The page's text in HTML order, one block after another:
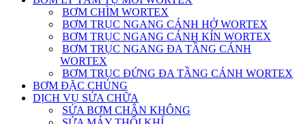
BƠM CHÌM WORTEX
BƠM TRỤC NGANG CÁNH HỞ WORTEX
BƠM TRỤC NGANG CÁNH KÍN WORTEX
BƠM TRỤC NGANG ĐA TẦNG CÁNH
WORTEX
BƠM TRỤC ĐỨNG ĐA TẦNG CÁNH WORTEX
BƠM ĐẶC CHỦNG
DỊCH VỤ SỬA CHỮA
SỬA BƠM CHÂN KHÔNG